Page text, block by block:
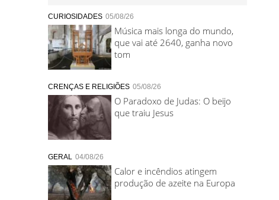
CURIOSIDADES 05/08/26
Música mais longa do mundo,
que vai até 2640, ganha novo
tom
CRENÇAS E RELIGIÕES 05/08/26
O Paradoxo de Judas: O beijo
que traiu Jesus
GERAL 04/08/26
Calor e incêndios atingem
produção de azeite na Europa